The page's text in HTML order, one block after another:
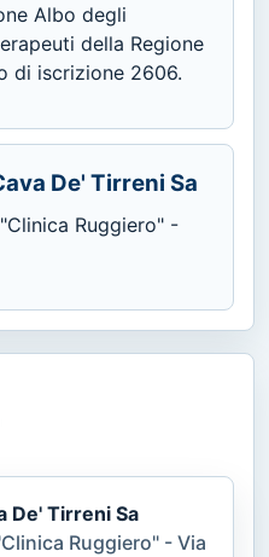
Albo degli
della Regione
di iscrizione 2606.
De' Tirreni Sa
Ruggiero" -
De' Tirreni Sa
Ruggiero" - Via